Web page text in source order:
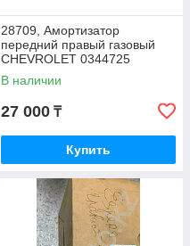
28709, Амортизатор
передний правый газовый
СHEVROLET 0344725
В наличии
27 000 ₸
Купить